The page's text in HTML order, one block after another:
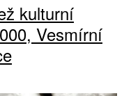
kulturní
Vesmírní